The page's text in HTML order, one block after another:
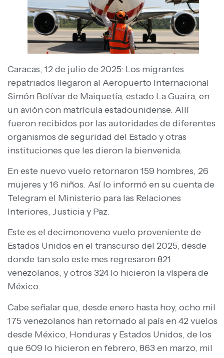
Caracas, 12 de julio de 2025: Los migrantes
repatriados llegaron al Aeropuerto Internacional
Simón Bolívar de Maiquetía, estado La Guaira, en
un avión con matrícula estadounidense. Allí
fueron recibidos por las autoridades de diferentes
organismos de seguridad del Estado y otras
instituciones que les dieron la bienvenida.
En este nuevo vuelo retornaron 159 hombres, 26
mujeres y 16 niños. Así lo informó en su cuenta de
Telegram el Ministerio para las Relaciones
Interiores, Justicia y Paz.
Este es el decimonoveno vuelo proveniente de
Estados Unidos en el transcurso del 2025, desde
donde tan solo este mes regresaron 821
venezolanos, y otros 324 lo hicieron la víspera de
México.
Cabe señalar que, desde enero hasta hoy, ocho mil
175 venezolanos han retornado al país en 42 vuelos
desde México, Honduras y Estados Unidos, de los
que 609 lo hicieron en febrero, 863 en marzo, mil